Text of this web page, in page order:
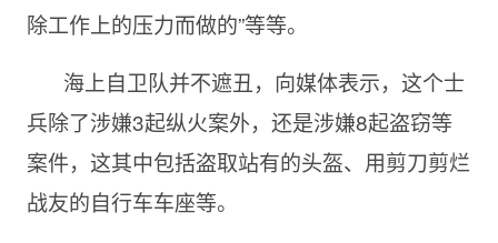
除工作上的压力而做的”等等。
海上自卫队并不遮丑，向媒体表示，这个士
兵除了涉嫌3起纵火案外，还是涉嫌8起盗窃等
案件，这其中包括盗取站有的头盔、用剪刀剪烂
战友的自行车车座等。